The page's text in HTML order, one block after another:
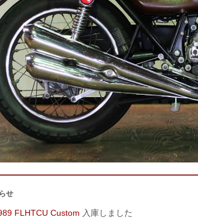
せ
FLHTCU Custom 入庫しました